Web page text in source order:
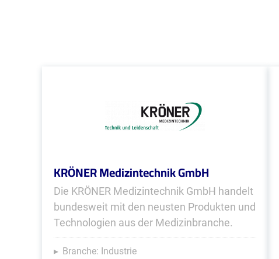
KRÖNER Medizintechnik GmbH
Die KRÖNER Medizintechnik GmbH handelt
bundesweit mit den neusten Produkten und
Technologien aus der Medizinbranche.
Branche: Industrie